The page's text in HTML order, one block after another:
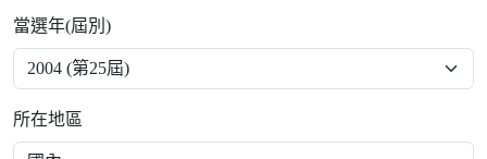
當選年(屆別)
所在地區